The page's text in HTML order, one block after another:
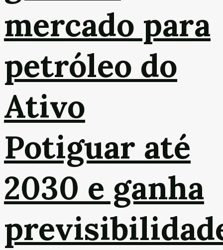
mercado para
petróleo do
Ativo
Potiguar até
2030 e ganha